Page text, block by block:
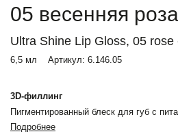
05 весенняя роза
Ultra Shine Lip Gloss, 05 rose
6,5 мл Артикул: 6.146.05
3D-филлинг
Пигментированный блеск для губ с
Подробнее